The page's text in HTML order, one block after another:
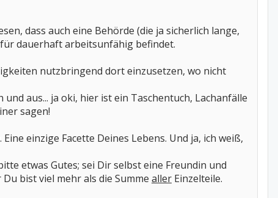
dass auch eine Behörde (die ja sicherlich lange,
dauerhaft arbeitsunfähig befindet.
nutzbringend dort einzusetzen, wo nicht
aus... ja oki, hier ist ein Taschentuch, Lachanfälle
sagen!
einzige Facette Deines Lebens. Und ja, ich weiß,
etwas Gutes; sei Dir selbst eine Freundin und
bist viel mehr als die Summe aller Einzelteile.